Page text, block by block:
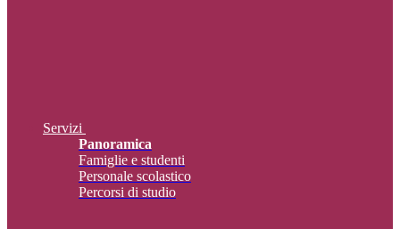
Servizi
Panoramica
Famiglie e studenti
Personale scolastico
Percorsi di studio